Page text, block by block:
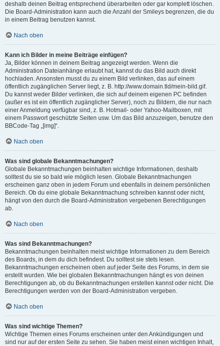
deshalb deinen Beitrag entsprechend überarbeiten oder gar komplett löschen.
Die Board-Administration kann auch die Anzahl der Smileys begrenzen, die du
in einem Beitrag benutzen kannst.
Nach oben
Kann ich Bilder in meine Beiträge einfügen?
Ja, Bilder können in deinem Beitrag angezeigt werden. Wenn die
Administration Dateianhänge erlaubt hat, kannst du das Bild auch direkt
hochladen. Ansonsten musst du zu einem Bild verlinken, das auf einem
öffentlich zugänglichen Server liegt, z. B. http://www.domain.tld/mein-bild.gif.
Du kannst weder Bilder verlinken, die sich auf deinem eigenen PC befinden
(außer es ist ein öffentlich zugänglicher Server), noch zu Bildern, die nur nach
einer Anmeldung verfügbar sind, z. B. Hotmail- oder Yahoo-Mailboxen, mit
einem Passwort geschützte Seiten usw. Um das Bild anzuzeigen, benutze den
BBCode-Tag „[img]“.
Nach oben
Was sind globale Bekanntmachungen?
Globale Bekanntmachungen beinhalten wichtige Informationen, deshalb
solltest du sie so bald wie möglich lesen. Globale Bekanntmachungen
erscheinen ganz oben in jedem Forum und ebenfalls in deinem persönlichen
Bereich. Ob du eine globale Bekanntmachung schreiben kannst oder nicht,
hängt von den durch die Board-Administration vergebenen Berechtigungen
ab.
Nach oben
Was sind Bekanntmachungen?
Bekanntmachungen beinhalten meist wichtige Informationen zu dem Bereich
des Boards, in dem du dich befindest. Du solltest sie stets lesen.
Bekanntmachungen erscheinen oben auf jeder Seite des Forums, in dem sie
erstellt wurden. Wie bei globalen Bekanntmachungen hängt es von deinen
Berechtigungen ab, ob du Bekanntmachungen erstellen kannst oder nicht. Die
Berechtigungen werden von der Board-Administration vergeben.
Nach oben
Was sind wichtige Themen?
Wichtige Themen eines Forums erscheinen unter den Ankündigungen und
sind nur auf der ersten Seite zu sehen. Sie haben meist einen wichtigen Inhalt,